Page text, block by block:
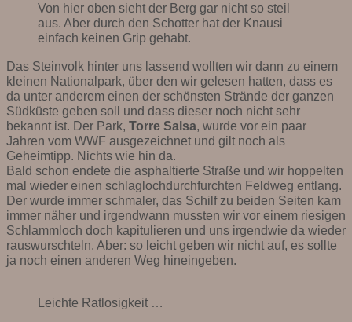
Von hier oben sieht der Berg gar nicht so steil
aus. Aber durch den Schotter hat der Knausi
einfach keinen Grip gehabt.
Das Steinvolk hinter uns lassend wollten wir dann zu einem
kleinen Nationalpark, über den wir gelesen hatten, dass es
da unter anderem einen der schönsten Strände der ganzen
Südküste geben soll und dass dieser noch nicht sehr
bekannt ist. Der Park, Torre Salsa, wurde vor ein paar
Jahren vom WWF ausgezeichnet und gilt noch als
Geheimtipp. Nichts wie hin da.
Bald schon endete die asphaltierte Straße und wir hoppelten
mal wieder einen schlaglochdurchfurchten Feldweg entlang.
Der wurde immer schmaler, das Schilf zu beiden Seiten kam
immer näher und irgendwann mussten wir vor einem riesigen
Schlammloch doch kapitulieren und uns irgendwie da wieder
rauswurschteln. Aber: so leicht geben wir nicht auf, es sollte
ja noch einen anderen Weg hineingeben.
Leichte Ratlosigkeit …